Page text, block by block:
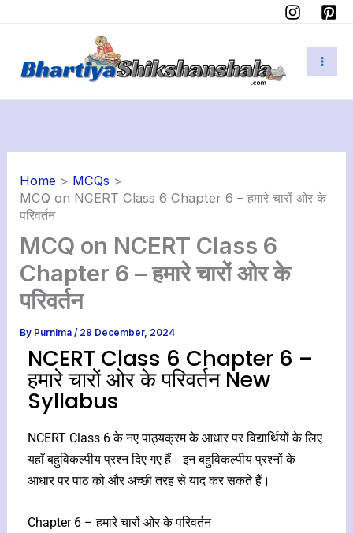
Home
MCQs
MCQ on NCERT Class 6 Chapter 6 – हमारे चारों ओर के
परिवर्तन
MCQ on NCERT Class 6
Chapter 6 – हमारे चारों ओर के
परिवर्तन
By Purnima/ 28 December, 2024
NCERT Class 6 Chapter 6 –
हमारे चारों ओर के परिवर्तन New
Syllabus
NCERT Class 6 के नए पाठ्यक्रम के आधार पर विद्यार्थियों के लिए
यहाँ बहुविकल्पीय प्रश्न दिए गए हैं। इन बहुविकल्पीय प्रश्नों के
आधार पर पाठ को और अच्छी तरह से याद कर सकते हैं।
Chapter 6 – हमारे चारों ओर के परिवर्तन